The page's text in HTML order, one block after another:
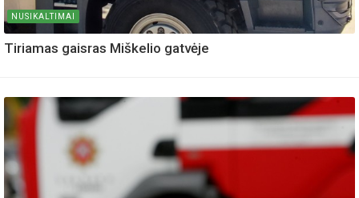
NUSIKALTIMAI
Tiriamas gaisras Miškelio gatvėje